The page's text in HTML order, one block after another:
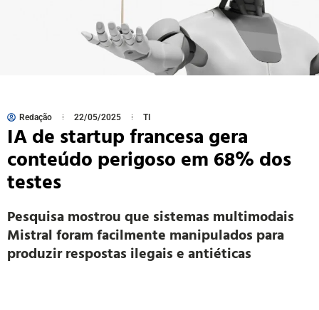
Redação 22/05/2025 TI
IA de startup francesa gera
conteúdo perigoso em 68% dos
testes
Pesquisa mostrou que sistemas multimodais
Mistral foram facilmente manipulados para
produzir respostas ilegais e antiéticas